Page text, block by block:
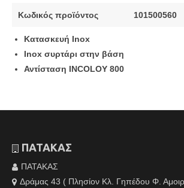
Κωδικός προϊόντος 101500560
Κατασκευή Inox
Ιnox συρτάρι στην βάση
Αντίσταση INCOLOY 800
ΠΑΤΑΚΑΣ
ΠΑΤΑΚΑΣ
Δράμας 43 ( Πλησίον Κλ. Γηπέδου Φ.